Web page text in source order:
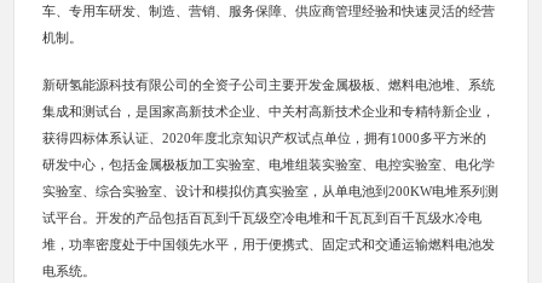
车、专用车研发、制造、营销、服务保障、供应商管理经验和快速灵活的经营
机制。
新研氢能源科技有限公司的全资子公司主要开发金属极板、燃料电池堆、系统
集成和测试台，是国家高新技术企业、中关村高新技术企业和专精特新企业，
获得四标体系认证、2020年度北京知识产权试点单位，拥有1000多平方米的
研发中心，包括金属极板加工实验室、电堆组装实验室、电控实验室、电化学
实验室、综合实验室、设计和模拟仿真实验室，从单电池到200KW电堆系列测
试平台。开发的产品包括百瓦到千瓦级空冷电堆和千瓦瓦到百千瓦级水冷电
堆，功率密度处于中国领先水平，用于便携式、固定式和交通运输燃料电池发
电系统。